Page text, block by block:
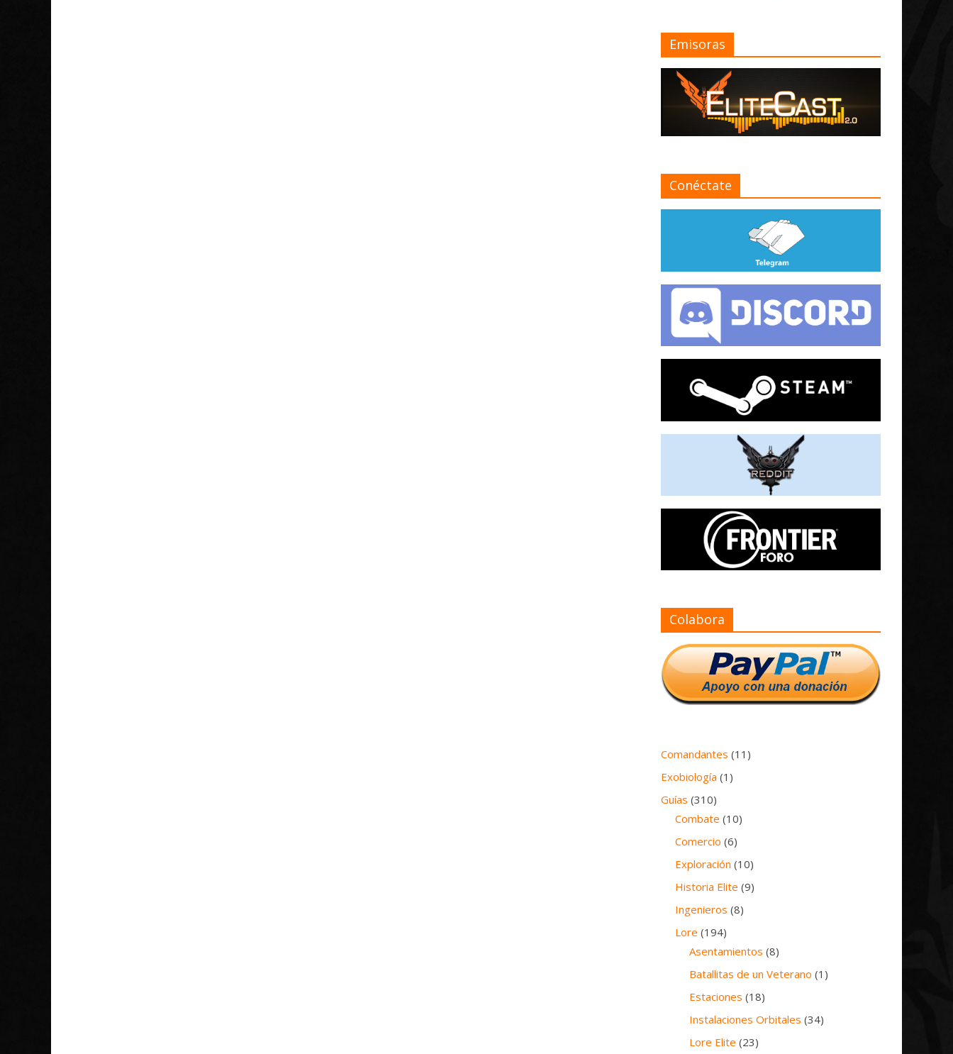
Emisoras
Conéctate
Colabora
Comandantes (11)
Exobiología (1)
Guías (310)
Combate (10)
Comercio (6)
Exploración (10)
Historia Elite (9)
Ingenieros (8)
Lore (194)
Asentamientos (8)
Batallitas de un Veterano (1)
Estaciones (18)
Instalaciones Orbitales (34)
Lore Elite (23)